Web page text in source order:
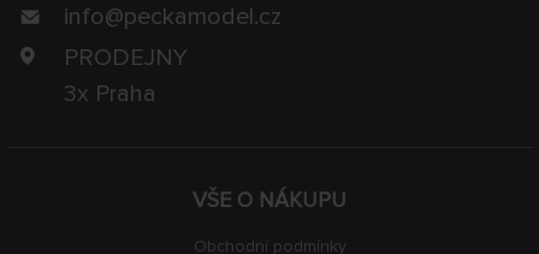
VŠE O NÁKUPU
Obchodní podmínky
info@peckamodel.cz
PRODEJNY
3x Praha